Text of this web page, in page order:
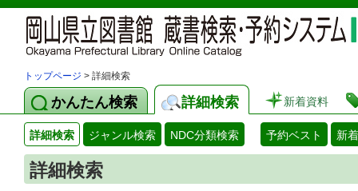
トップページ > 詳細検索
かんたん検索 詳細検索 新着資料
詳細検索 ジャンル検索 NDC分類検索 予約ベスト 新
詳細検索